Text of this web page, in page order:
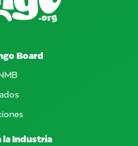
Board
la Industria